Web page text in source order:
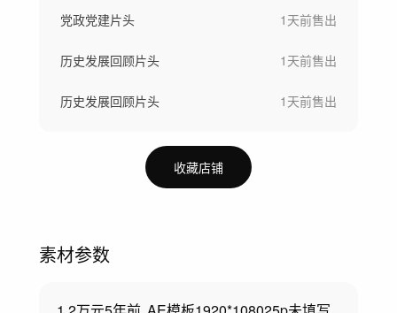
党政党建片头 1天前售出
历史发展回顾片头 1天前售出
历史发展回顾片头 1天前售出
收藏店铺
素材参数